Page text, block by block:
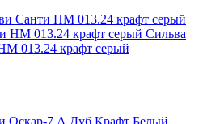
Сильва
013.24 крафт серый